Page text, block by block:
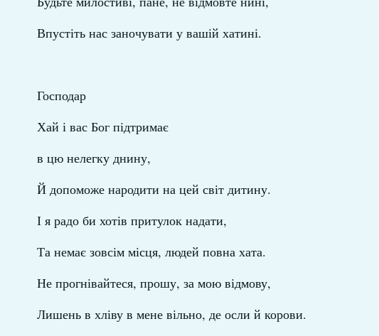
Впустіть нас заночувати у вашій хатині.
Господар
Хай і вас Бог підтримає
в цю нелегку днину,
Й допоможе народити на цей світ дитину.
І я радо би хотів притулок надати,
Та немає зовсім місця, людей повна хата.
Не прогнівайтеся, прошу, за мою відмову,
Лишень в хліву в мене вільно, де осли й корови.